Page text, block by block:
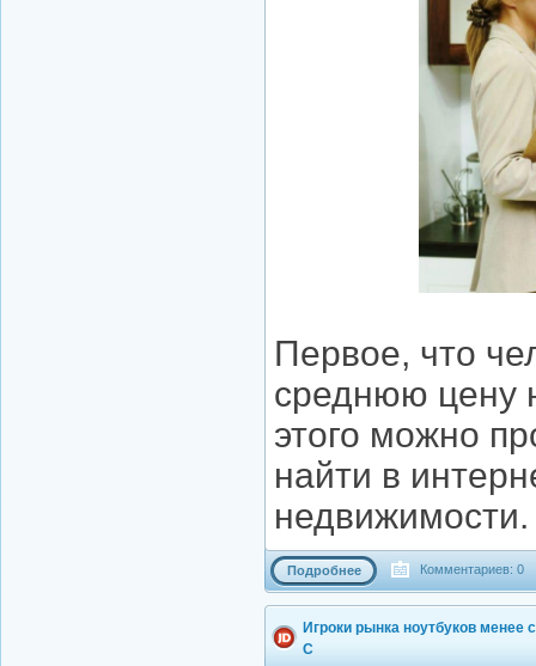
Первое, что
среднюю цену
этого можно
найти в
недвижимости.
Подробнее Комментариев: 0
Игроки рынка ноутбуков менее
C